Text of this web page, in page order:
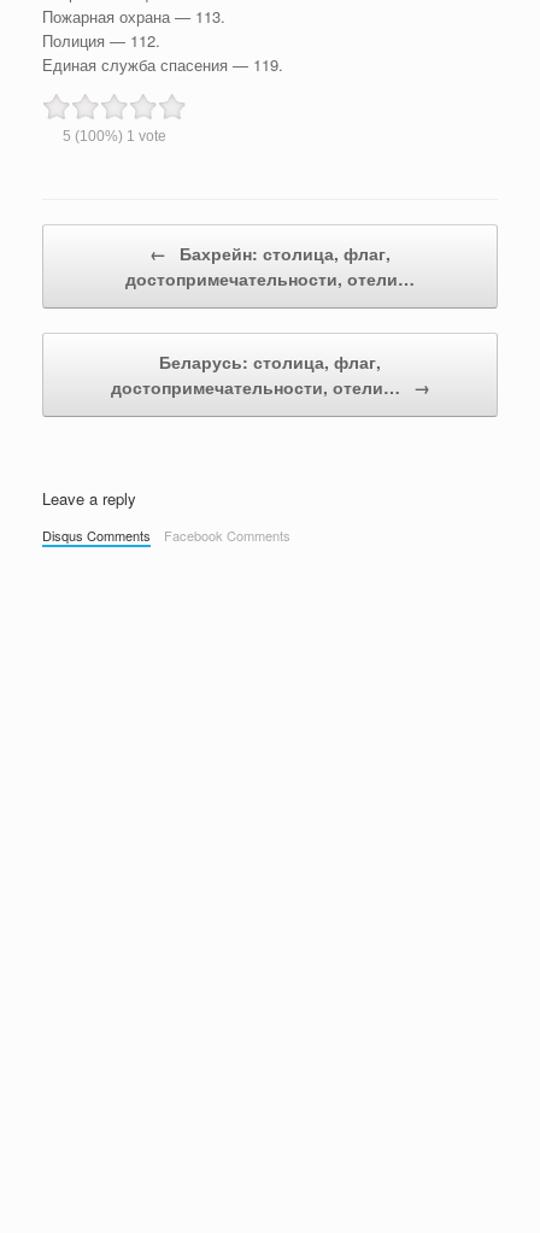
Пожарная охрана — 113.
Полиция — 112.
Единая служба спасения — 119.
5 (100%) 1 vote
Post navigation
←
Бахрейн: столица, флаг,
достопримечательности, отели…
Беларусь: столица, флаг,
достопримечательности, отели…
→
Leave a reply
Disqus Comments Facebook Comments